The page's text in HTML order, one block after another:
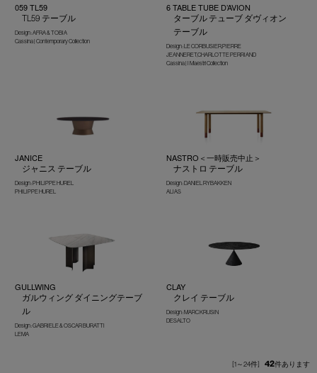
059 TL59
TL59 テーブル
Design : AFRA & TOBIA
Cassina | Contemporary Collection
6 TABLE TUBE D’AVION
ターブル テューブ ダヴィオン
テーブル
Design : LE CORBUSIER,PIERRE
JEANNERET,CHARLOTTE PERRIAND
Cassina | I Maestri Collection
JANICE
ジャニス テーブル
Design : PHILIPPE HUREL
PHILIPPE HUREL
NASTRO＜一時販売中止＞
ナストロ テーブル
Design : DANIEL RYBAKKEN
ALIAS
GULLWING
ガルウィング ダイニングテーブ
ル
Design : GABRIELE & OSCAR BURATTI
LEMA
CLAY
クレイ テーブル
Design : MARC KRUSIN
DESALTO
[1～24件] 42件あります